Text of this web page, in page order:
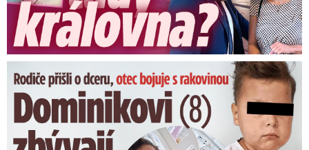
Dominikovi (8) zbývají týdny života: Vzkaz od exprezidenta